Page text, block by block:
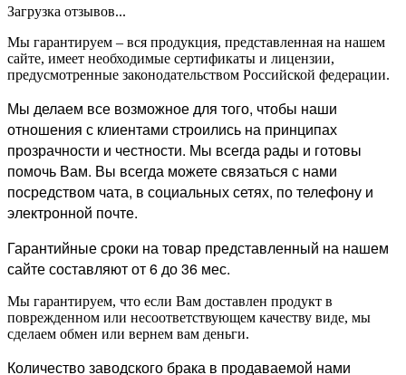
Загрузка отзывов...
Мы гарантируем – вся продукция, представленная на нашем
сайте, имеет необходимые сертификаты и лицензии,
предусмотренные законодательством Российской федерации.
Мы делаем все возможное для того, чтобы наши
отношения с клиентами строились на принципах
прозрачности и честности. Мы всегда рады и готовы
помочь Вам. Вы всегда можете связаться с нами
посредством чата, в социальных сетях, по телефону и
электронной почте.
Гарантийные сроки на товар представленный на нашем
сайте составляют от 6 до 36 мес.
Мы гарантируем, что если Вам доставлен продукт в
поврежденном или несоответствующем качеству виде, мы
сделаем обмен или вернем вам деньги.
Количество заводского брака в продаваемой нами